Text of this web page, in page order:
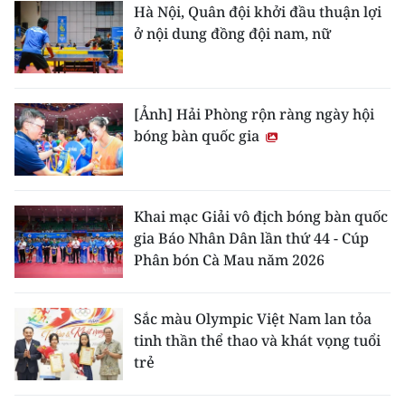
Hà Nội, Quân đội khởi đầu thuận lợi
ở nội dung đồng đội nam, nữ
[Ảnh] Hải Phòng rộn ràng ngày hội
bóng bàn quốc gia
Khai mạc Giải vô địch bóng bàn quốc
gia Báo Nhân Dân lần thứ 44 - Cúp
Phân bón Cà Mau năm 2026
Sắc màu Olympic Việt Nam lan tỏa
tinh thần thể thao và khát vọng tuổi
trẻ